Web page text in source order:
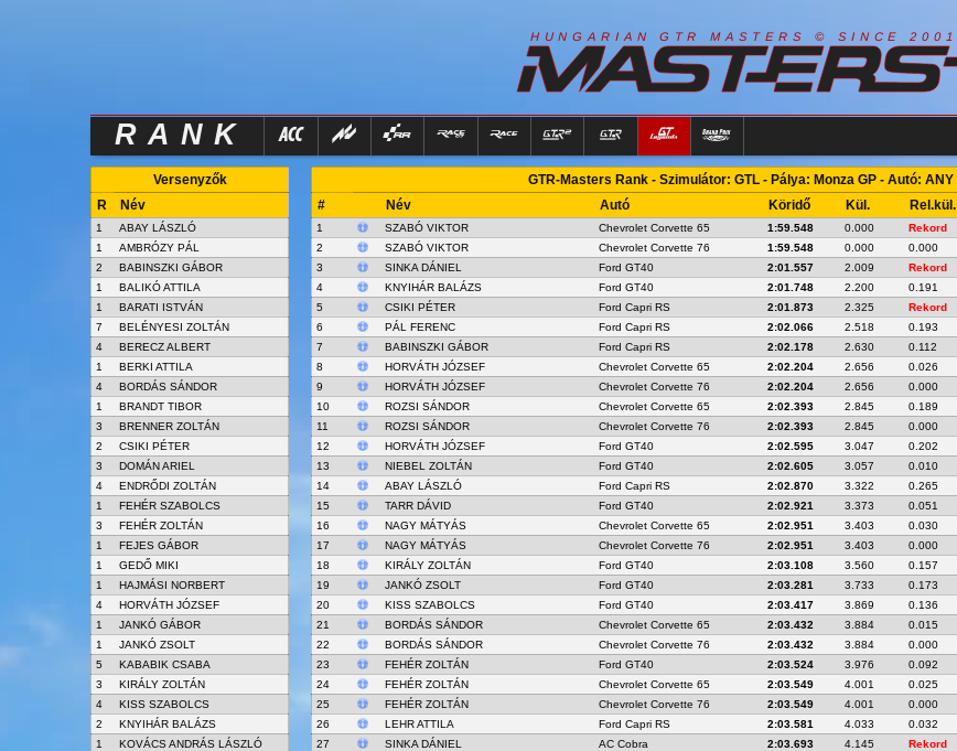
H U N G A R I A N G T R M A S T E R S © S I N C E 2 0 0 1
RANK
Versenyzők
R
Név
1
ABAY LÁSZLÓ
1
AMBRÓZY PÁL
2
BABINSZKI GÁBOR
1
BALIKÓ ATTILA
1
BARATI ISTVÁN
7
BELÉNYESI ZOLTÁN
4
BERECZ ALBERT
1
BERKI ATTILA
4
BORDÁS SÁNDOR
1
BRANDT TIBOR
3
BRENNER ZOLTÁN
2
CSIKI PÉTER
3
DOMÁN ARIEL
4
ENDRŐDI ZOLTÁN
1
FEHÉR SZABOLCS
3
FEHÉR ZOLTÁN
1
FEJES GÁBOR
1
GEDŐ MIKI
1
HAJMÁSI NORBERT
4
HORVÁTH JÓZSEF
1
JANKÓ GÁBOR
1
JANKÓ ZSOLT
5
KABABIK CSABA
3
KIRÁLY ZOLTÁN
4
KISS SZABOLCS
2
KNYIHÁR BALÁZS
1
KOVÁCS ANDRÁS LÁSZLÓ
GTR-Masters Rank - Szimulátor: GTL - Pálya: Monza GP - Autó: ANY
#
Név Autó Köridő Kül. Rel.kül.
1 SZABÓ VIKTOR Chevrolet Corvette 65 1:59.548 0.000 Rekord
2
SZABÓ VIKTOR Chevrolet Corvette 76 1:59.548 0.000 0.000
3
SINKA DÁNIEL Ford GT40 2:01.557 2.009 Rekord
4
KNYIHÁR BALÁZS Ford GT40 2:01.748 2.200 0.191
5
CSIKI PÉTER Ford Capri RS 2:01.873 2.325 Rekord
6
PÁL FERENC Ford Capri RS 2:02.066 2.518 0.193
7
BABINSZKI GÁBOR Ford Capri RS 2:02.178 2.630 0.112
8
HORVÁTH JÓZSEF Chevrolet Corvette 65 2:02.204 2.656 0.026
9
HORVÁTH JÓZSEF Chevrolet Corvette 76 2:02.204 2.656 0.000
10
ROZSI SÁNDOR Chevrolet Corvette 65 2:02.393 2.845 0.189
11
ROZSI SÁNDOR Chevrolet Corvette 76 2:02.393 2.845 0.000
12
HORVÁTH JÓZSEF Ford GT40 2:02.595 3.047 0.202
13
NIEBEL ZOLTÁN Ford GT40 2:02.605 3.057 0.010
14
ABAY LÁSZLÓ Ford Capri RS 2:02.870 3.322 0.265
15
TARR DÁVID Ford GT40 2:02.921 3.373 0.051
16
NAGY MÁTYÁS Chevrolet Corvette 65 2:02.951 3.403 0.030
17
NAGY MÁTYÁS Chevrolet Corvette 76 2:02.951 3.403 0.000
18
KIRÁLY ZOLTÁN Ford GT40 2:03.108 3.560 0.157
19
JANKÓ ZSOLT Ford GT40 2:03.281 3.733 0.173
20
KISS SZABOLCS Ford GT40 2:03.417 3.869 0.136
21
BORDÁS SÁNDOR Chevrolet Corvette 65 2:03.432 3.884 0.015
22
BORDÁS SÁNDOR Chevrolet Corvette 76 2:03.432 3.884 0.000
23
FEHÉR ZOLTÁN Ford GT40 2:03.524 3.976 0.092
24
FEHÉR ZOLTÁN Chevrolet Corvette 65 2:03.549 4.001 0.025
25
FEHÉR ZOLTÁN Chevrolet Corvette 76 2:03.549 4.001 0.000
26
LEHR ATTILA Ford Capri RS 2:03.581 4.033 0.032
27
SINKA DÁNIEL AC Cobra 2:03.693 4.145 Rekord